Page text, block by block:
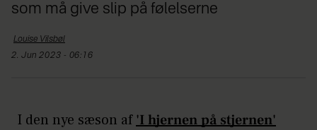
som må give slip på følelserne
Louise Vilsbøl
2. Jun 2023 - 06:16
I den nye sæson af'I hjernen på stjernen'